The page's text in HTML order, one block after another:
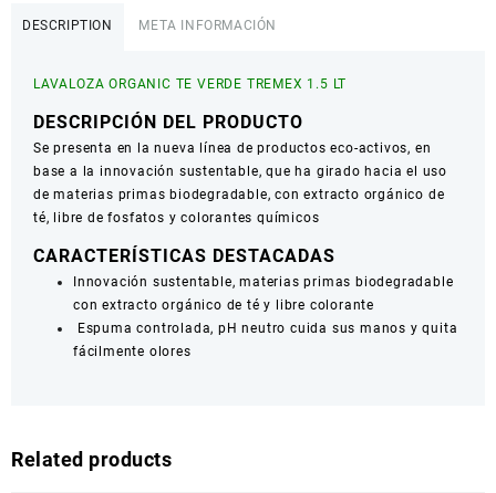
DESCRIPTION META INFORMACIÓN
LAVALOZA ORGANIC TE VERDE TREMEX 1.5 LT
DESCRIPCIÓN DEL PRODUCTO
Se presenta en la nueva línea de productos eco-activos, en
base a la innovación sustentable, que ha girado hacia el uso
de materias primas biodegradable, con extracto orgánico de
té, libre de fosfatos y colorantes químicos
CARACTERÍSTICAS DESTACADAS
Innovación sustentable, materias primas biodegradable
con extracto orgánico de té y libre colorante
Espuma controlada, pH neutro cuida sus manos y quita
fácilmente olores
Related products